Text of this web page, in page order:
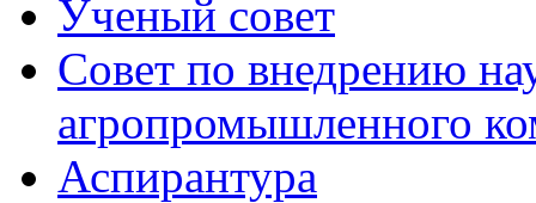
Ученый совет
Совет по внедрению
агропромышленного
Аспирантура